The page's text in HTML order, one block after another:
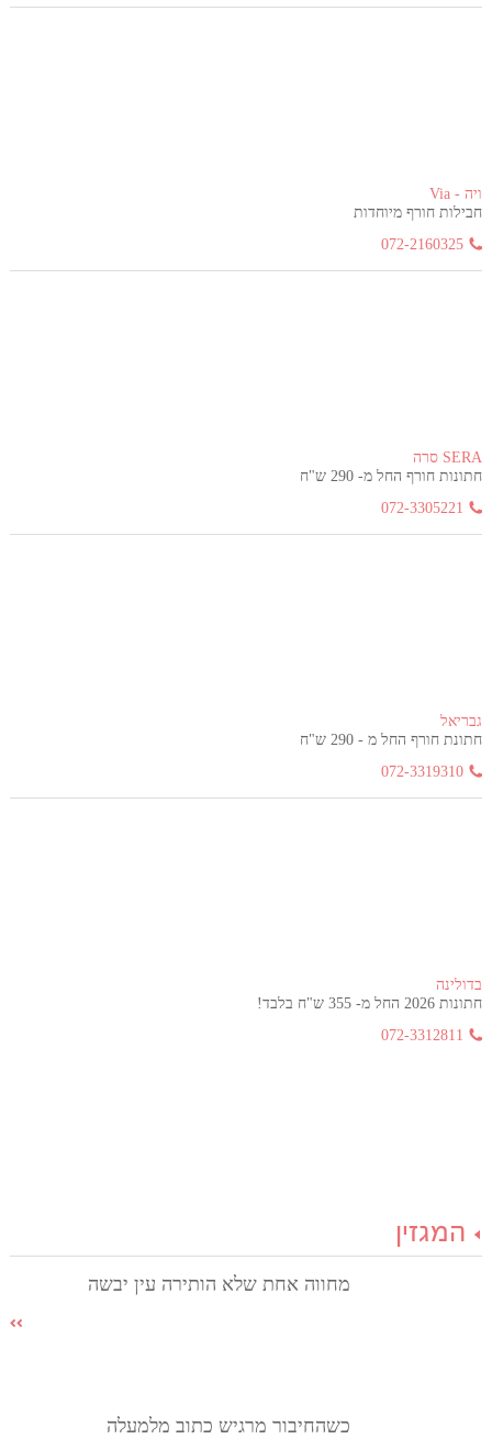
ויה - Via
חבילות חורף מיוחדות
072-2160325
SERA סרה
חתונות חורף החל מ- 290 ש"ח
072-3305221
גבריאל
חתונת חורף החל מ - 290 ש"ח
072-3319310
בדולינה
חתונות 2026 החל מ- 355 ש"ח בלבד!
072-3312811
המגזין
מחווה אחת שלא הותירה עין יבשה
כשהחיבור מרגיש כתוב מלמעלה